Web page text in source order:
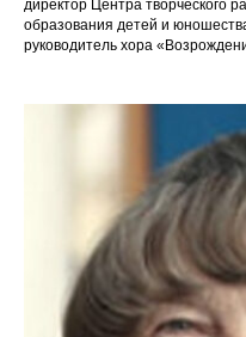
директор Центра творческого
образования детей и
руководитель хора